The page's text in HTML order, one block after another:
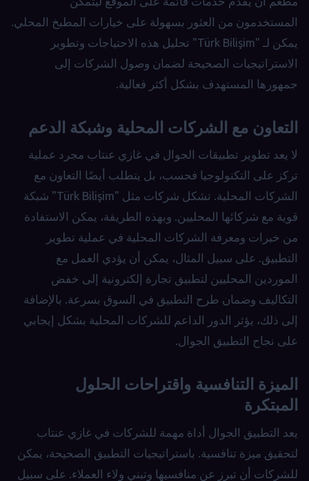
المستخدمون من العثور بسهولة على خيارات المطبخ المحلي.
يمكن لـ "Türk Bilişim" تحليل هذه الاحتياجات وتطوير
الاستراتيجيات الصحيحة لضمان وصول الشركات إلى
جمهورها المستهدف بشكل أكثر فعالية.
التعاون مع الشركات المحلية وشبكة الدعم
لا يعد تطوير تطبيقات الجوال في غازي عنتاب مجرد عملية
تركز على التكنولوجيا فحسب، بل يتطلب أيضًا التعاون مع
الشركات المحلية. تشكل شركات مثل "Türk Bilişim" شبكة
قوية مع شركائها المحليين. وبهذه الطريقة، يمكن الاستفادة
من خبرات ومعرفة الشركات المحلية في عملية تطوير
التطبيق. على سبيل المثال، يمكن أن يؤدي العمل مع
الموردين المحليين لتطبيق تجارة إلكترونية إلى خفض
التكاليف وضمان طرح التطبيق في السوق بسرعة. بالإضافة
إلى ذلك، يؤثر الدور الداعم للشركات المحلية بشكل إيجابي
على نجاح التطبيق الجوال.
الميزة التنافسية واقتراحات الحلول
المبتكرة
يعد التطبيق الجوال أداة مهمة للشركات في غازي عنتاب
لتحقيق ميزة تنافسية. باستراتيجيات التطبيق الصحيحة، يمكن
للشركات أن تبرز عن منافسيها وتبني ولاء العملاء. على سبيل